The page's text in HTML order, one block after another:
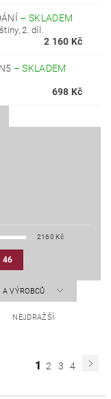
– SKLADEM
2. díl.
2 160 Kč
–SKLADEM
698 Kč
2160 Kč
46
VÝROBCŮ
NEJDRAŽŠÍ
1 2 3
4